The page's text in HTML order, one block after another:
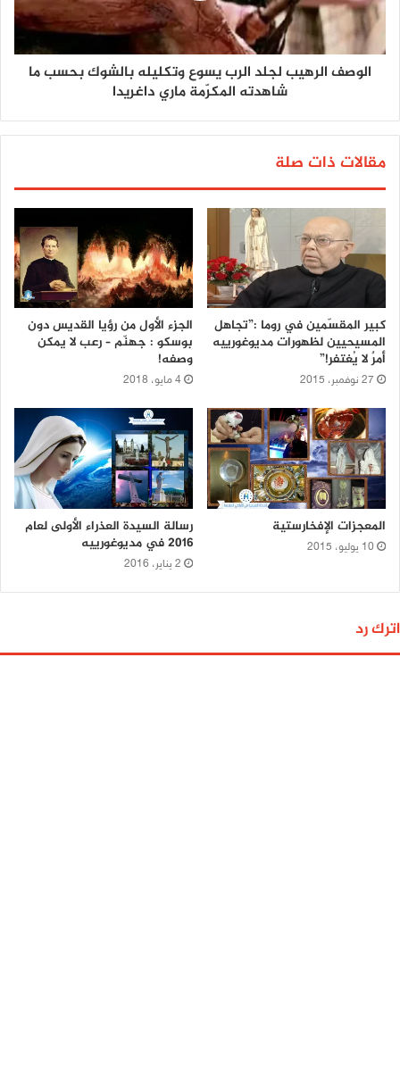
الوصف الرهيب لجلد الرب يسوع وتكليله بالشوك بحسب ما
شاهدته المكرّمة ماري داغريدا
مقالات ذات صلة
كبير المقسّمين في روما :”تجاهل
المسيحيين لظهورات مديوغورييه
أمرٌ لا يُغتفر!”
27 نوفمبر، 2015
الجزء الأول من رؤيا القديس دون
بوسكو : جهنّم – رعب لا يمكن
وصفه!
4 مايو، 2018
المعجزات الإفخارستية
10 يوليو، 2015
رسالة السيدة العذراء الأولى لعام
2016 في مديوغورييه
2 يناير، 2016
اترك رد